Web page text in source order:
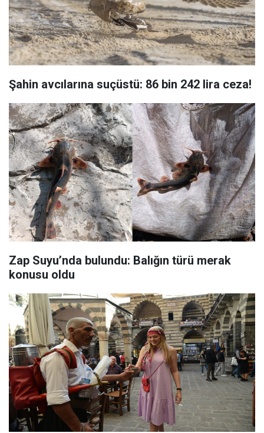
Şahin avcılarına suçüstü: 86 bin 242 lira ceza!
Zap Suyu’nda bulundu: Balığın türü merak
konusu oldu